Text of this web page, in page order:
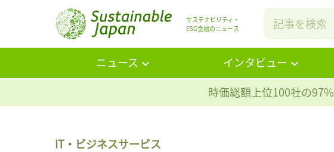
サステナビリティ・
ESG金融のニュース
ニュース インタビュー
時価総額上位100社の
IT・ビジネスサービス